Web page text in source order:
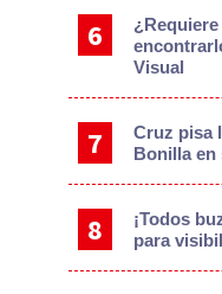
Visual
Cruz pisa
Bonilla en
¡Todos
para